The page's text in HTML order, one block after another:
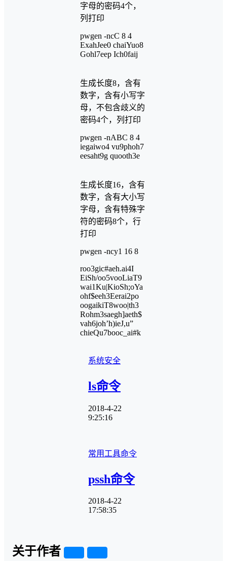
字母的密码4个，
列打印
pwgen -ncC 8 4
ExahJee0 chaiYuo8
Gohl7eep Ich0faij
生成长度8，含有
数字，含有小写字
母，不包含歧义的
密码4个，列打印
pwgen -nABC 8 4
iegaiwo4 vu9phoh7
eesaht9g quooth3e
生成长度16，含有
数字，含有大小写
字母，含有特殊字
符的密码8个，行
打印
pwgen -ncy1 16 8
roo3gic#aeh.ai4I
EiSh/oo5vooLiaT9
wai1Ku|KioSh;oYa
ohf$eeh3Eerai2po
oogaikiT8woo|th3
Rohm3saegh]aeth$
vah6joh’h)ieJ,u”
chieQu7booc_ai#k
系统安全
ls命令
2018-4-22
9:25:16
常用工具命令
pssh命令
2018-4-22
17:58:35
关于作者